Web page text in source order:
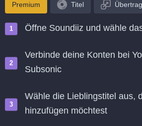
Premium Titel
Öffne Soundiiz und wähle
Verbinde deine Konten bei
Subsonic
Wähle die Lieblingstitel aus,
hinzufügen möchtest